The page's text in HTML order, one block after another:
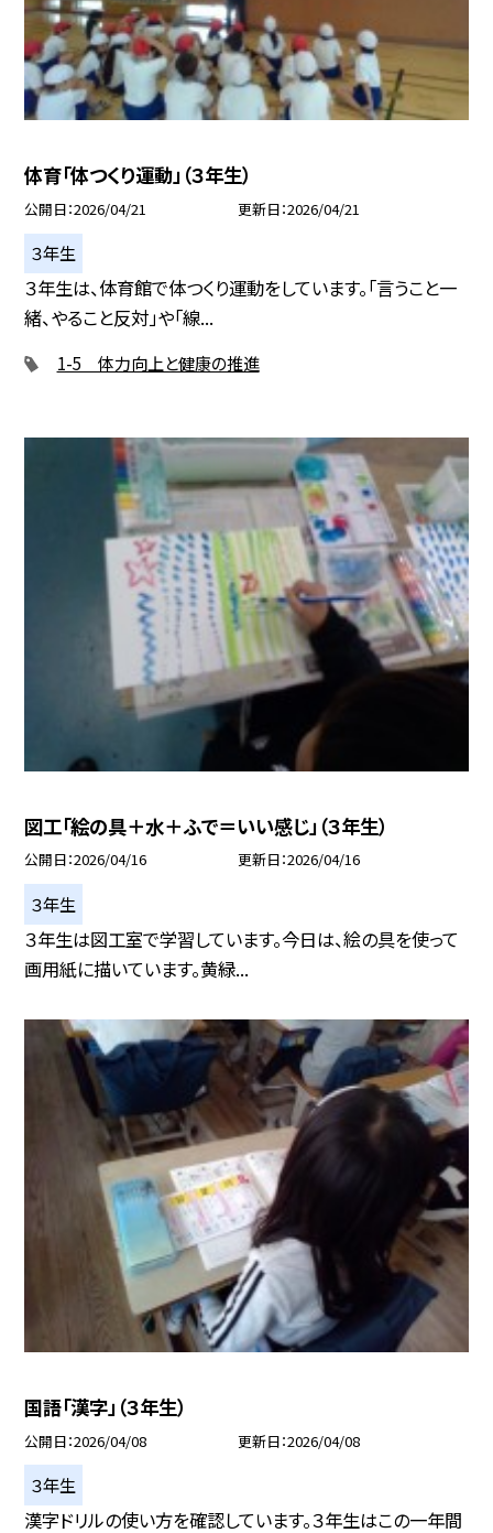
体育「体つくり運動」（３年生）
公開日 2026/04/21 更新日 2026/04/21
３年生
３年生は、体育館で体つくり運動をしています。「言うこと一
緒、やること反対」や「線...
1-5 体力向上と健康の推進
図工「絵の具＋水＋ふで＝いい感じ」（３年生）
公開日 2026/04/16 更新日 2026/04/16
３年生
３年生は図工室で学習しています。今日は、絵の具を使って
画用紙に描いています。黄緑...
国語「漢字」（３年生）
公開日 2026/04/08 更新日 2026/04/08
３年生
漢字ドリルの使い方を確認しています。３年生はこの一年間